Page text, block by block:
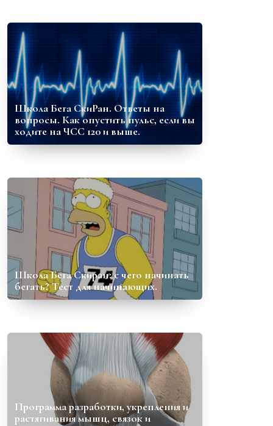
Школа Бега СкиРан. Ответы на
вопросы. Как опустить пульс, если вы
ходите на ЧСС 120 и выше.
Школа Бега Скиран: с чего начинать
бегать? Тест для начинающих.
Программа разработки, укрепления и
растягивания мышц, связок и